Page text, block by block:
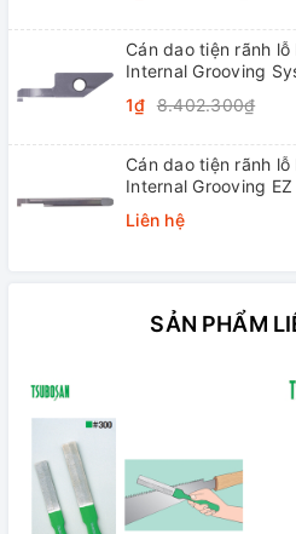
Cán dao tiện rãnh lỗ
Internal Grooving
1₫ 8.402.300₫
Cán dao tiện rãnh lỗ
Internal Grooving EZ
Liên hệ
SẢN PHẨM